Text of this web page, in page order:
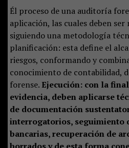
Él proceso de una auditoría
aplicación, las cuales deben ser
siguiendo una metodología
planificación: esta define el
riesgos, conformando y
conocimiento de contabilidad,
forense. Ejecución: con la
evidencia, deben aplicarse
de documentación
interrogatorios, seguimiento
bancarias, recuperación de